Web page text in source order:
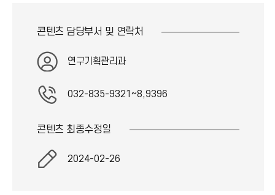
콘텐츠 담당부서 및 연락처
연구기획관리과
032-835-9321~8,9396
콘텐츠 최종수정일
2024-02-26